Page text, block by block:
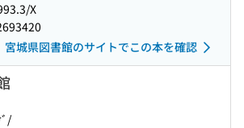
X
宮城県図書館のサイトでこの本を確認
/